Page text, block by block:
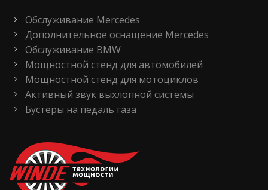
Обслуживание Mercedes
Дополнительное оснащение Mercedes
Обслуживание BMW
Мощностной стенд для автомобилей
Мощностной стенд для мотоциклов
Активный звук выхлопной системы
Бустеры на педаль газа